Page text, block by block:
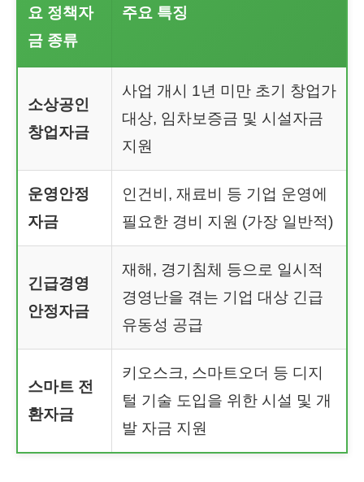
요 정책자
금 종류
주요 특징
소상공인
창업자금
사업 개시 1년 미만 초기 창업가
대상, 임차보증금 및 시설자금
지원
운영안정
자금
인건비, 재료비 등 기업 운영에
필요한 경비 지원 (가장 일반적)
긴급경영
안정자금
재해, 경기침체 등으로 일시적
경영난을 겪는 기업 대상 긴급
유동성 공급
스마트 전
환자금
키오스크, 스마트오더 등 디지
털 기술 도입을 위한 시설 및 개
발 자금 지원